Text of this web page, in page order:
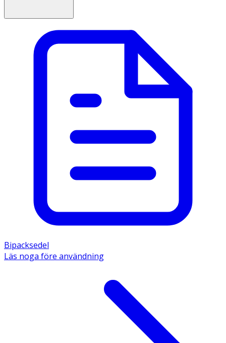
Bipacksedel
Läs noga före användning